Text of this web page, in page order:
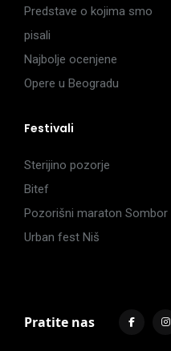
Predstave o kojima smo
pisali
Najbolje ocenjene
Opere u Beogradu
Festivali
Sterijino pozorje
Bitef
Pozorišni maraton Sombor
Urban fest Niš
Pratite nas